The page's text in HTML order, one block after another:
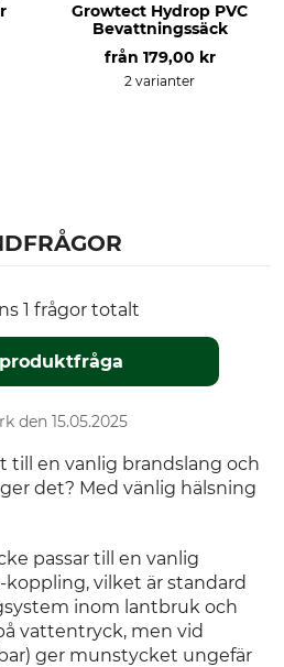
Growtect Hydrop PVC
Bevattningssäck
från 179,00 kr
2 varianter
1 frågor totalt
den 15.05.2025
till en vanlig brandslang och
det? Med vänlig hälsning
passar till en vanlig
koppling, vilket är standard
inom lantbruk och
vattentryck, men vid
ger munstycket ungefär